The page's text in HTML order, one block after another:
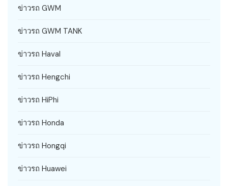
ข่าวรถ GWM
ข่าวรถ GWM TANK
ข่าวรถ Haval
ข่าวรถ Hengchi
ข่าวรถ HiPhi
ข่าวรถ Honda
ข่าวรถ Hongqi
ข่าวรถ Huawei